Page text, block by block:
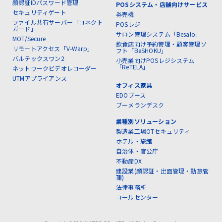
顔認証IDパスワード管理
セキュリティゲート
ファイル共有サーバー「コネクト
ガード」
MOT/Secure
リモートアクセス「V-Warp」
バルテックスワン2
ネットワークビデオレコーダー
UTMアプライアンス
POSシステム・店舗向けサービス
券売機
POSレジ
サロン管理システム「Besalo」
飲食店向け予約管理・顧客管理ソ
フト「BeSHOKU」
小売業向けPOSレジシステム
「ReTELA」
オフィス家具
EDOブース
ブーメランデスク
業種別ソリューション
製造業工場OTセキュリティ
ホテル・旅館
自治体・官公庁
不動産DX
建設業(顔認証・出面管理・勤怠管
理)
法律事務所
コールセンター